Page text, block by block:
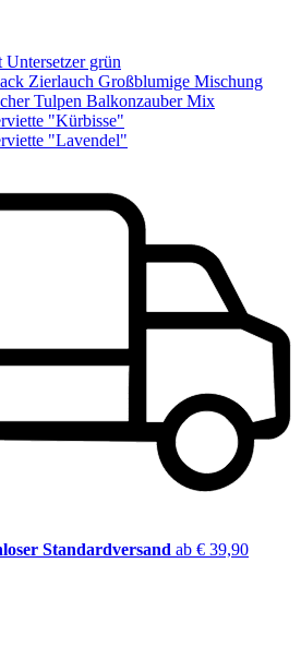
grün
Zierlauch Großblumige Mischung
Tulpen Balkonzauber Mix
"Kürbisse"
"Lavendel"
Standardversand ab € 39,90